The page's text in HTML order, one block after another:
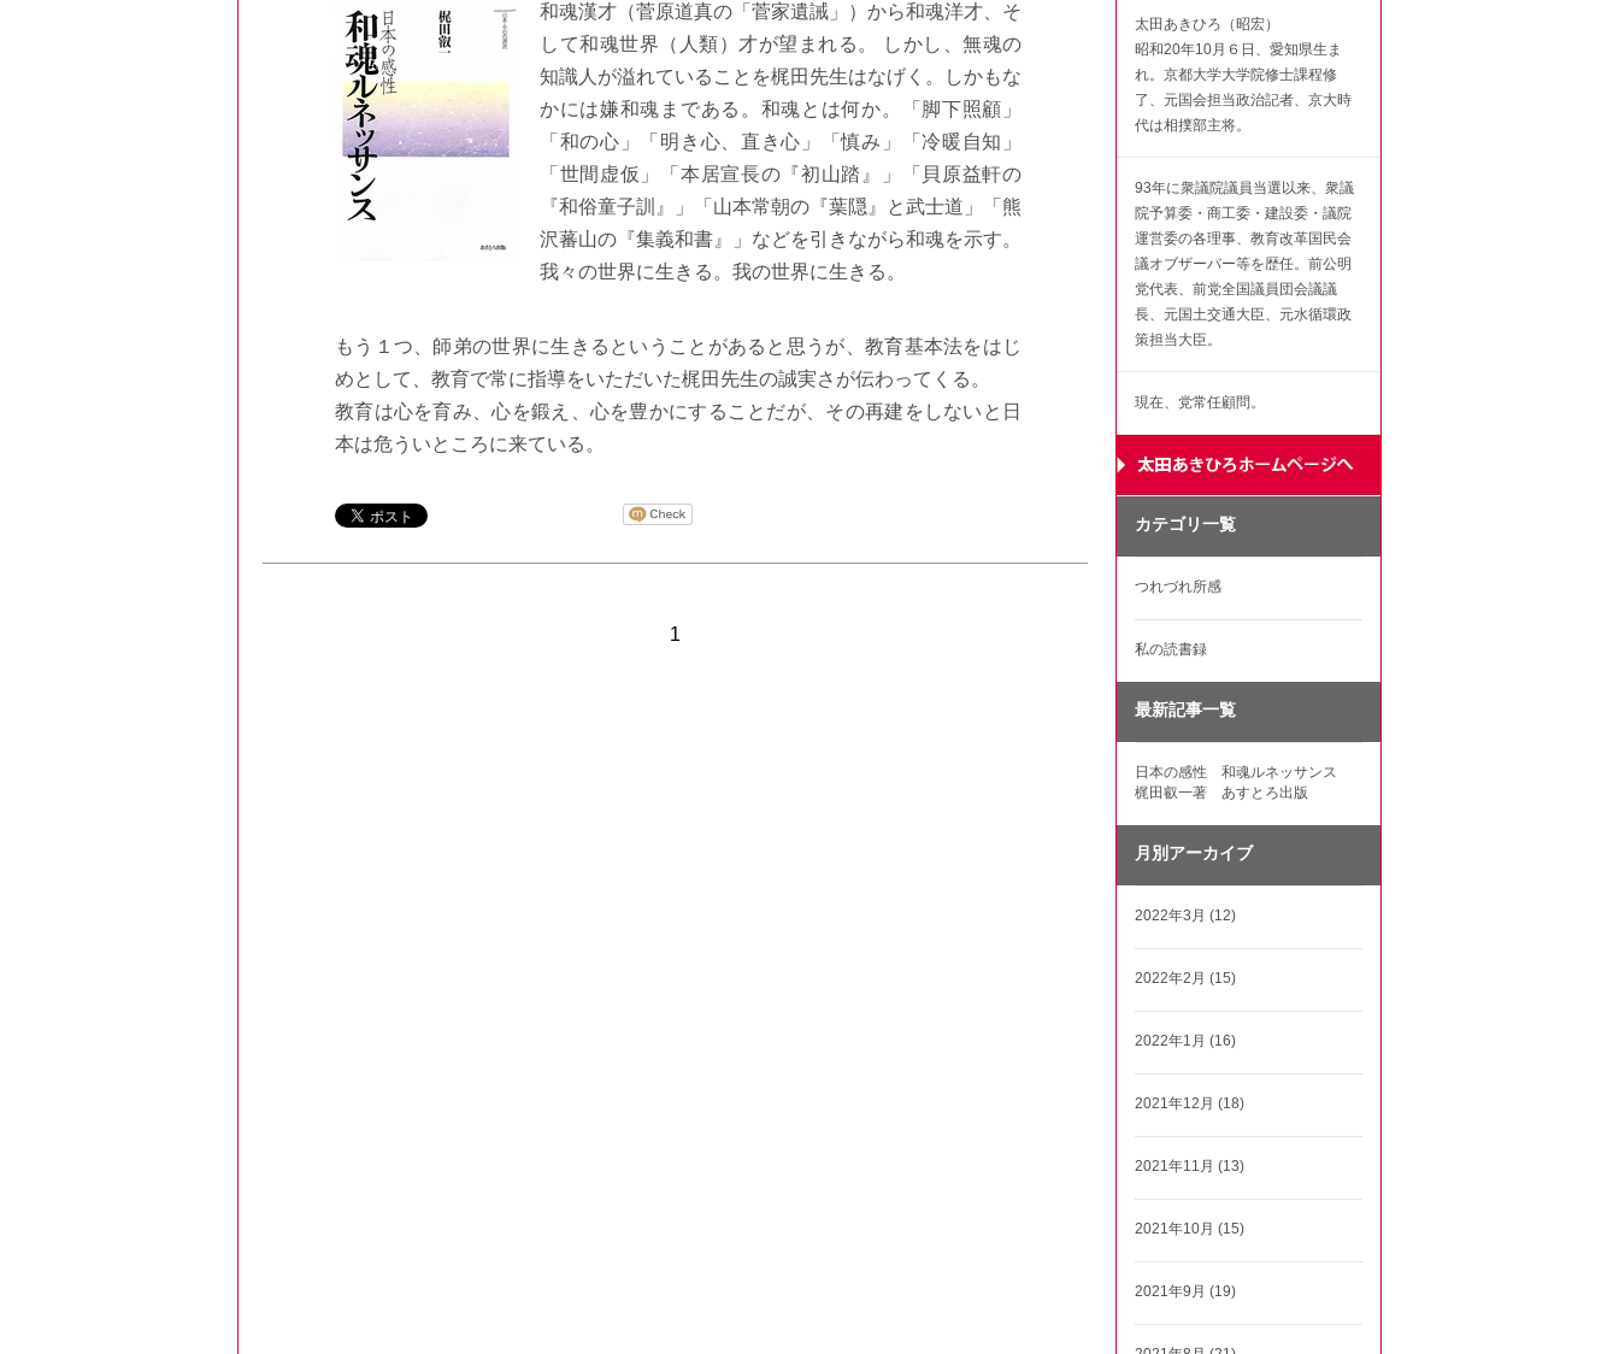
和魂漢才（菅原道真の「菅家遺誡」）から和魂洋才、そ
して和魂世界（人類）才が望まれる。 しかし、無魂の
知識人が溢れていることを梶田先生はなげく。しかもな
かには嫌和魂まである。和魂とは何か。「脚下照顧」
「和の心」「明き心、直き心」「慎み」「冷暖自知」
「世間虚仮」「本居宣長の『初山踏』」「貝原益軒の
『和俗童子訓』」「山本常朝の『葉隠』と武士道」「熊
沢蕃山の『集義和書』」などを引きながら和魂を示す。
我々の世界に生きる。我の世界に生きる。
もう１つ、師弟の世界に生きるということがあると思うが、教育基本法をはじ
めとして、教育で常に指導をいただいた梶田先生の誠実さが伝わってくる。
教育は心を育み、心を鍛え、心を豊かにすることだが、その再建をしないと日
本は危ういところに来ている。
1
太田あきひろ（昭宏）
昭和20年10月６日、愛知県生ま
れ。京都大学大学院修士課程修
了、元国会担当政治記者、京大時
代は相撲部主将。
93年に衆議院議員当選以来、衆議
院予算委・商工委・建設委・議院
運営委の各理事、教育改革国民会
議オブザーバー等を歴任。前公明
党代表、前党全国議員団会議議
長、元国土交通大臣、元水循環政
策担当大臣。
現在、党常任顧問。
カテゴリ一覧
つれづれ所感
私の読書録
最新記事一覧
日本の感性 和魂ルネッサンス
梶田叡一著 あすとろ出版
月別アーカイブ
2022年3月 (12)
2022年2月 (15)
2022年1月 (16)
2021年12月 (18)
2021年11月 (13)
2021年10月 (15)
2021年9月 (19)